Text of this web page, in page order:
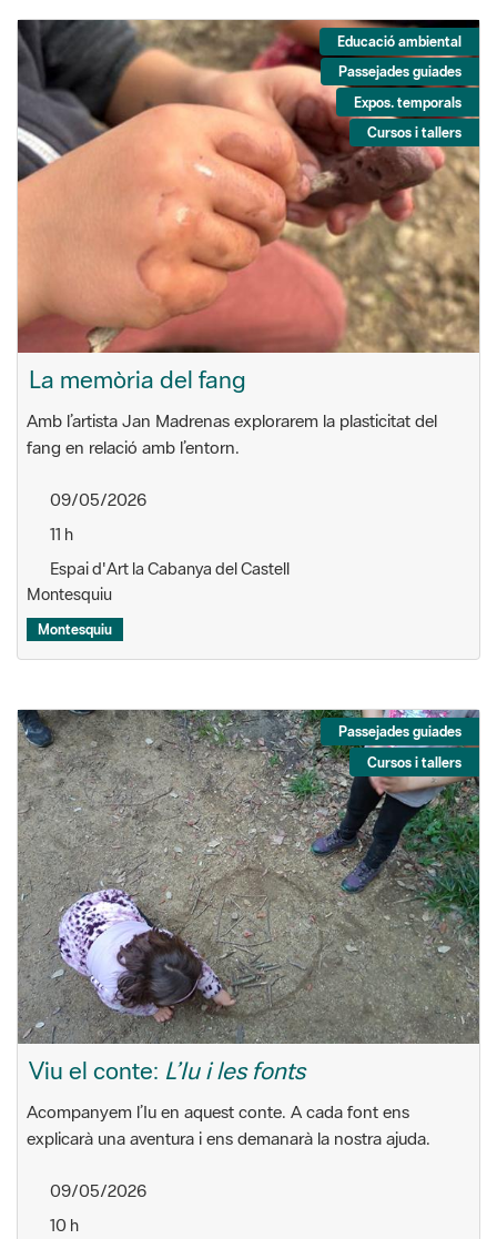
Educació ambiental
Passejades guiades
Expos. temporals
Cursos i tallers
La memòria del fang
Amb l’artista Jan Madrenas explorarem la plasticitat del
fang en relació amb l’entorn.
09/05/2026
11 h
Espai d'Art la Cabanya del Castell
Montesquiu
Montesquiu
Passejades guiades
Cursos i tallers
Viu el conte: L’Iu i les fonts
Acompanyem l’Iu en aquest conte. A cada font ens
explicarà una aventura i ens demanarà la nostra ajuda.
09/05/2026
10 h